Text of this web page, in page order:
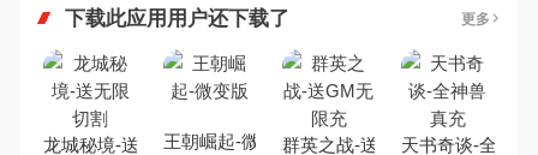
下载此应用用户还下载了 更多
龙城秘境-送无限切割王朝崛起-微变版群英之战-送GM无限充天书奇谈-全神兽